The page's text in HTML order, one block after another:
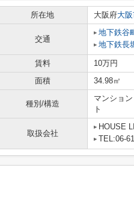
所在地 大阪府大
交通
地下鉄谷
地下鉄長
賃料 10万円
面積
34.98㎡
種別/構造
マンショ
ト
取扱会社
HOUSE
TEL:06-